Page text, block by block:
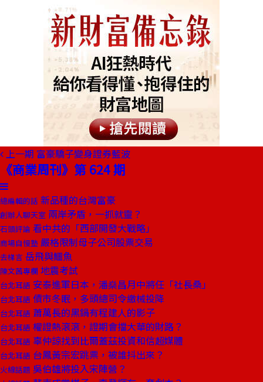
上一期 富豪驕子變身證券藍波
《商業周刊》第 624 期
總編輯的話 新品種的台灣富豪
創辦人聊天室 兩岸矛盾，一抓就靈？
石頭評論 看中共的「西部開發大戰略」
商場自慢塾 嚴格限制母子公司股票交易
去梯言 岳飛與鱷魚
陳文茜專欄 地震考試
台北耳語 安泰進軍日本，潘燊昌月中將任「社長桑」
台北耳語 債市冬眠，多頭總司令繳械投降
台北耳語 蕭萬長的黑鍋有程建人的影子
台北耳語 權證熱滾滾，證期會擋大華的財路？
台北耳語 辜仲諒找到比爾蓋茲投資和信超媒體
台北耳語 台鳳黃宗宏跳票，被誰抖出來？
火線話題 吳伯雄將投入宋陣營？